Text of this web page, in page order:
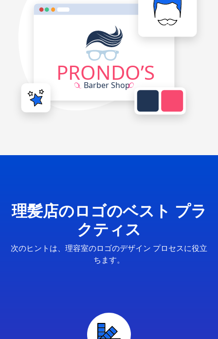
理髪店のロゴのベスト プラ
クティス
次のヒントは、理容室のロゴのデザイン プロセスに役立
ちます。